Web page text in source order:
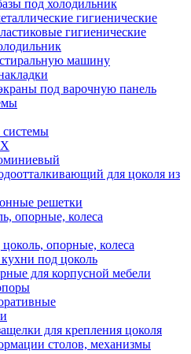
под холодильник
гигиенические
гигиенические
машину
под варочную панель
для цоколя из
решетки
опорные, колеса
опорные, колеса
под цоколь
для корпусной мебели
для крепления цоколя
столов, механизмы